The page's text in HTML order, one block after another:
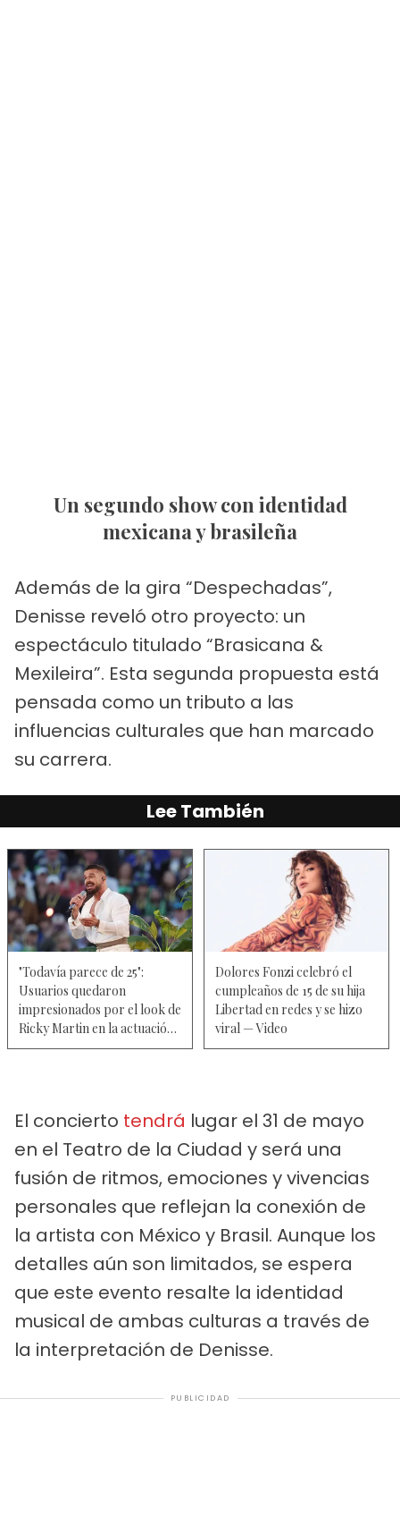
Un segundo show con identidad
mexicana y brasileña
Además de la gira “Despechadas”,
Denisse reveló otro proyecto: un
espectáculo titulado “Brasicana &
Mexileira”. Esta segunda propuesta está
pensada como un tributo a las
influencias culturales que han marcado
su carrera.
Lee También
"Todavía parece de 25":
Usuarios quedaron
impresionados por el look de
Ricky Martin en la actuación
del Super Bowl – Video
Dolores Fonzi celebró el
cumpleaños de 15 de su hija
Libertad en redes y se hizo
viral — Video
El concierto tendrá lugar el 31 de mayo
en el Teatro de la Ciudad y será una
fusión de ritmos, emociones y vivencias
personales que reflejan la conexión de
la artista con México y Brasil. Aunque los
detalles aún son limitados, se espera
que este evento resalte la identidad
musical de ambas culturas a través de
la interpretación de Denisse.
PUBLICIDAD